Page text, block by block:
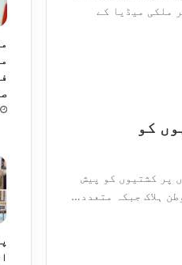
ملکی میڈیا کے
کو
پر کشتیوں کو پیش